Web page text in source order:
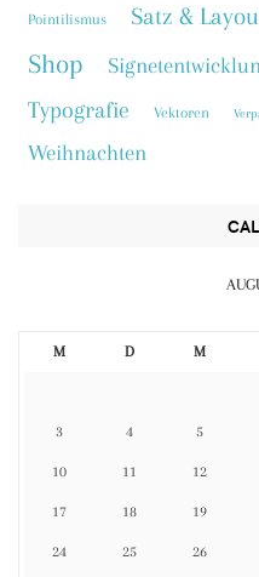
Pointilismus Satz &
Shop
Typografie Vektoren
Weihnachten
M D M
3 4 5
10 11 12
17 18 19
24 25 26